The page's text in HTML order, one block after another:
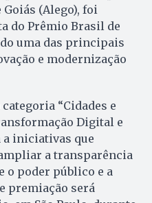
(Alego), foi
do Prêmio Brasil de
uma das principais
e modernização
“Cidades e
Digital e
a iniciativas que
a transparência
o poder público e a
premiação será